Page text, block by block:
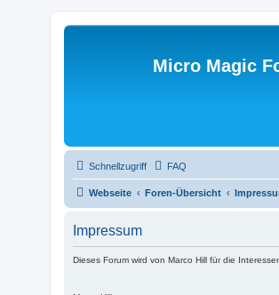
Micro Magic
Schnellzugriff FAQ
Webseite Foren-Übersicht
Impressum
Dieses Forum wird von Marco Hill für die